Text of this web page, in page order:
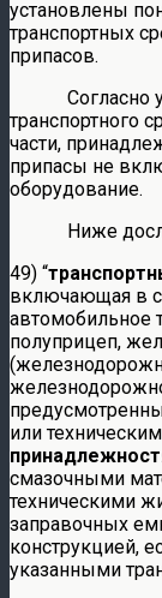
установлены
транспортных
припасов.
Согласно
транспортного
части,
припасы не
оборудование.
Ниже
49) “
включающая в
автомобильное
полуприцеп,
или
смазочными
техническими
заправочных
конструкцией,
указанными